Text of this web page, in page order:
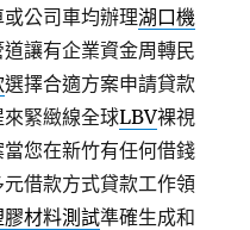
公司車均辦理湖口機
讓有企業資金周轉民
選擇合適方案申請貸款
緊緻線全球LBV裸視
您在新竹有任何借錢
借款方式貸款工作領
膠材料測試準確生成和